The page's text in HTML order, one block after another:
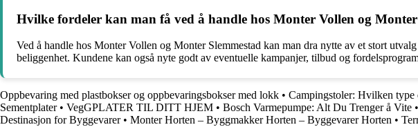
Hvilke fordeler kan man få ved å handle hos Monter Vollen og Monter
Ved å handle hos Monter Vollen og Monter Slemmestad kan man dra nytte av et stort
beliggenhet. Kundene kan også nyte godt av eventuelle kampanjer, tilbud og
Oppbevaring med plastbokser og oppbevaringsbokser med lokk • Campingstoler: Hvilken type
Sementplater• VegGPLATER TIL DITT HJEM • Bosch Varmepumpe: Alt Du Trenger å Vite •
Destinasjon for Byggevarer• Monter Horten – Byggmakker Horten – Byggevarer Horten •